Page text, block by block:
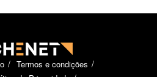
Termos e condições